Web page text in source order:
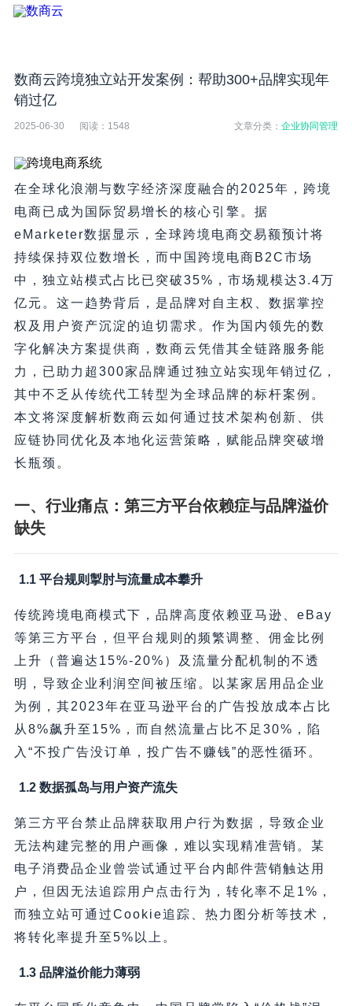
数商云跨境独立站开发案例：帮助300+品牌实现年
销过亿
2025-06-30 阅读： 1548 文章分类：企业协同管理
在全球化浪潮与数字经济深度融合的2025年，跨境
电商已成为国际贸易增长的核心引擎。据
eMarketer数据显示，全球跨境电商交易额预计将
持续保持双位数增长，而中国跨境电商B2C市场
中，独立站模式占比已突破35%，市场规模达3.4万
亿元。这一趋势背后，是品牌对自主权、数据掌控
权及用户资产沉淀的迫切需求。作为国内领先的数
字化解决方案提供商，数商云凭借其全链路服务能
力，已助力超300家品牌通过独立站实现年销过亿，
其中不乏从传统代工转型为全球品牌的标杆案例。
本文将深度解析数商云如何通过技术架构创新、供
应链协同优化及本地化运营策略，赋能品牌突破增
长瓶颈。
一、行业痛点：第三方平台依赖症与品牌溢价
缺失
1.1 平台规则掣肘与流量成本攀升
传统跨境电商模式下，品牌高度依赖亚马逊、eBay
等第三方平台，但平台规则的频繁调整、佣金比例
上升（普遍达15%-20%）及流量分配机制的不透
明，导致企业利润空间被压缩。以某家居用品企业
为例，其2023年在亚马逊平台的广告投放成本占比
从8%飙升至15%，而自然流量占比不足30%，陷
入“不投广告没订单，投广告不赚钱”的恶性循环。
1.2 数据孤岛与用户资产流失
第三方平台禁止品牌获取用户行为数据，导致企业
无法构建完整的用户画像，难以实现精准营销。某
电子消费品企业曾尝试通过平台内邮件营销触达用
户，但因无法追踪用户点击行为，转化率不足1%，
而独立站可通过Cookie追踪、热力图分析等技术，
将转化率提升至5%以上。
1.3 品牌溢价能力薄弱